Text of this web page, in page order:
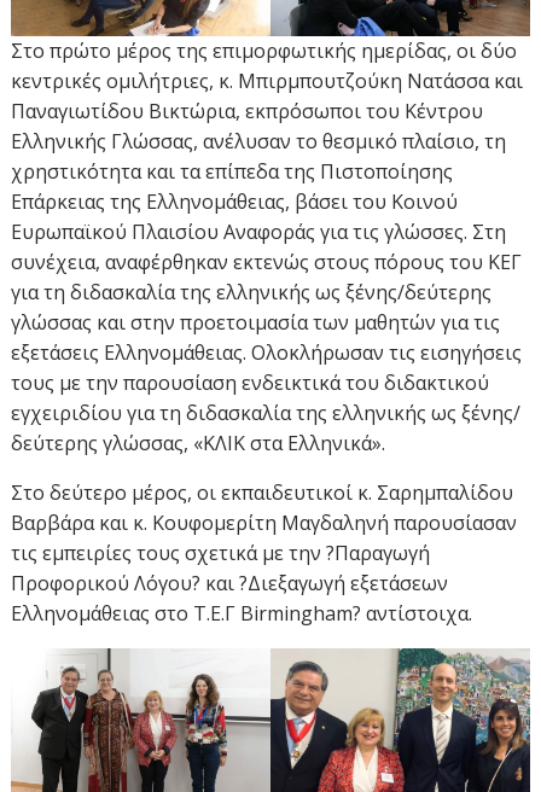
Στο πρώτο μέρος της επιμορφωτικής ημερίδας, οι δύο
κεντρικές ομιλήτριες, κ. Μπιρμπουτζούκη Νατάσσα και
Παναγιωτίδου Βικτώρια, εκπρόσωποι του Κέντρου
Ελληνικής Γλώσσας, ανέλυσαν το θεσμικό πλαίσιο, τη
χρηστικότητα και τα επίπεδα της Πιστοποίησης
Επάρκειας της Ελληνομάθειας, βάσει του Κοινού
Ευρωπαϊκού Πλαισίου Αναφοράς για τις γλώσσες. Στη
συνέχεια, αναφέρθηκαν εκτενώς στους πόρους του ΚΕΓ
για τη διδασκαλία της ελληνικής ως ξένης/δεύτερης
γλώσσας και στην προετοιμασία των μαθητών για τις
εξετάσεις Ελληνομάθειας. Ολοκλήρωσαν τις εισηγήσεις
τους με την παρουσίαση ενδεικτικά του διδακτικού
εγχειριδίου για τη διδασκαλία της ελληνικής ως ξένης/
δεύτερης γλώσσας, «ΚΛΙΚ στα Ελληνικά».
Στο δεύτερο μέρος, οι εκπαιδευτικοί κ. Σαρημπαλίδου
Βαρβάρα και κ. Κουφομερίτη Μαγδαληνή παρουσίασαν
τις εμπειρίες τους σχετικά με την ?Παραγωγή
Προφορικού Λόγου? και ?Διεξαγωγή εξετάσεων
Ελληνομάθειας στο Τ.Ε.Γ Birmingham? αντίστοιχα.